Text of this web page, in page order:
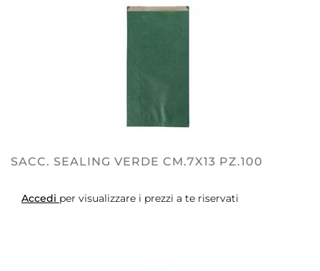
SACC. SEALING VERDE CM.7X13 PZ.100
Accedi per visualizzare i prezzi a te riservati